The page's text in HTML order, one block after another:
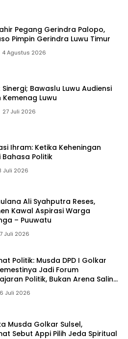
Pegang Gerindra Palopo,
Pimpin Gerindra Luwu Timur
4 Agustus 2026
Sinergi; Bawaslu Luwu Audiensi
Kemenag Luwu
27 Juli 2026
Ihram: Ketika Keheningan
Bahasa Politik
Juli 2026
Ali Syahputra Reses,
Kawal Aspirasi Warga
– Puuwatu
Juli 2026
Politik: Musda DPD I Golkar
Jadi Forum
Politik, Bukan Arena Saling
Juli 2026
Musda Golkar Sulsel,
Sebut Appi Pilih Jeda Spiritual